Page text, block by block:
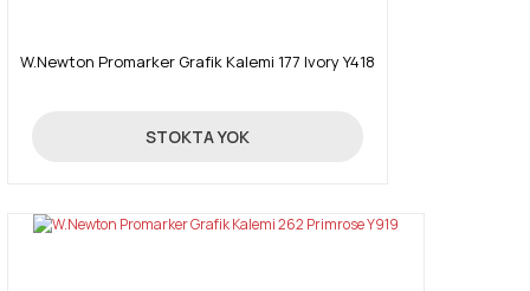
W.Newton Promarker Grafik Kalemi 177 Ivory Y418
19,90 TL
STOKTA YOK